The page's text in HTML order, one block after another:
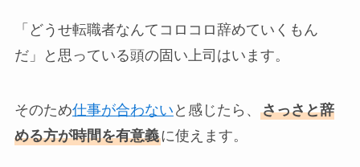
「どうせ転職者なんてコロコロ辞めていくもん
だ」と思っている頭の固い上司はいます。
そのため仕事が合わない と感じたら、 さっさと辞
める方が時間を有意義に使えます。